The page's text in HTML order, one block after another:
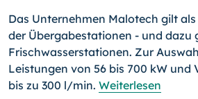
Das Unternehmen Malotech gilt
der Über­ga­be­sta­tio­nen - und dazu
Frischwasserstationen. Zur
Leistungen von 56 bis 700 kW und
bis zu 300 l/min. Weiterlesen